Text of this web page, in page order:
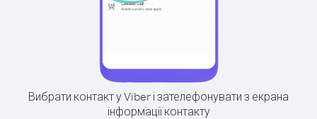
Вибрати контакт у Viber і зателефонувати з екрана
інформації контакту